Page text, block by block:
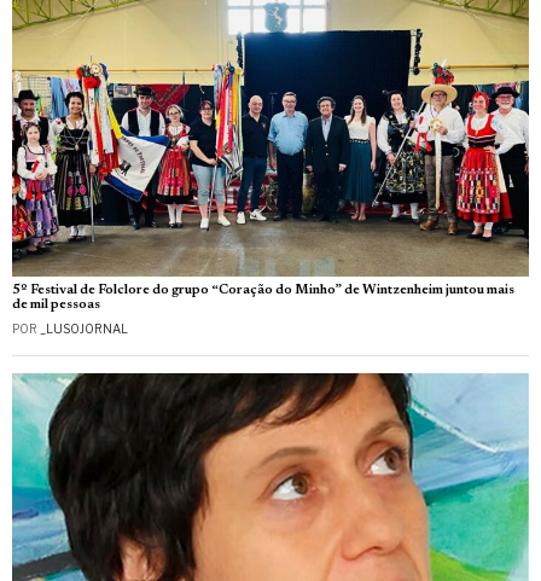
5º Festival de Folclore do grupo “Coração do Minho” de Wintzenheim juntou mais
de mil pessoas
POR _LUSOJORNAL